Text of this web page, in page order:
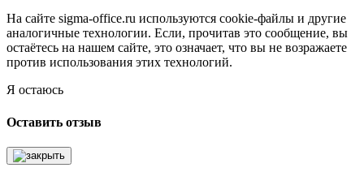
На сайте sigma-office.ru используются cookie-файлы и другие
аналогичные технологии. Если, прочитав это сообщение, вы
остаётесь на нашем сайте, это означает, что вы не возражаете
против использования этих технологий.
Я остаюсь
Оставить отзыв